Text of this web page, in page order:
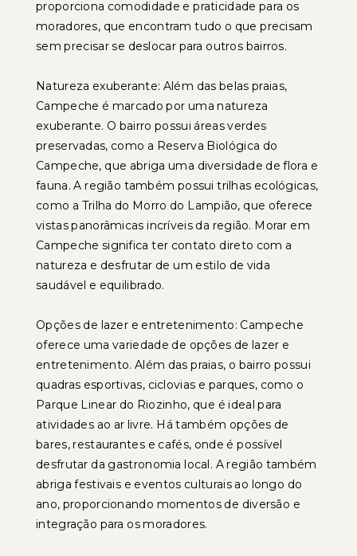
proporciona comodidade e praticidade para os
moradores, que encontram tudo o que precisam
sem precisar se deslocar para outros bairros.
Natureza exuberante: Além das belas praias,
Campeche é marcado por uma natureza
exuberante. O bairro possui áreas verdes
preservadas, como a Reserva Biológica do
Campeche, que abriga uma diversidade de flora e
fauna. A região também possui trilhas ecológicas,
como a Trilha do Morro do Lampião, que oferece
vistas panorâmicas incríveis da região. Morar em
Campeche significa ter contato direto com a
natureza e desfrutar de um estilo de vida
saudável e equilibrado.
Opções de lazer e entretenimento: Campeche
oferece uma variedade de opções de lazer e
entretenimento. Além das praias, o bairro possui
quadras esportivas, ciclovias e parques, como o
Parque Linear do Riozinho, que é ideal para
atividades ao ar livre. Há também opções de
bares, restaurantes e cafés, onde é possível
desfrutar da gastronomia local. A região também
abriga festivais e eventos culturais ao longo do
ano, proporcionando momentos de diversão e
integração para os moradores.